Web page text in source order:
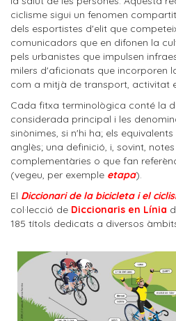
ciclisme sigui un fenomen
dels esportistes d'elit que
comunicadors que en difonen la
pels urbanistes que impulsen
milers d'aficionats que incorporen
com a mitjà de transport, activitat
Cada fitxa terminològica conté la
considerada principal i les
sinònimes, si n'hi ha; els
anglès; una definició, i, sovint,
complementàries o que fan
(vegeu, per exemple etapa).
El Diccionari de la bicicleta i el
col·lecció de Diccionaris en Línia
185 títols dedicats a diversos